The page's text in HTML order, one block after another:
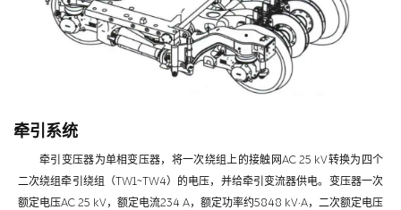
牵引系统
牵引变压器为单相变压器，将一次绕组上的接触网AC 25 kV转换为四个
二次绕组牵引绕组（TW1~TW4）的电压，并给牵引变流器供电。变压器一次
额定电压AC 25 kV，额定电流234 A，额定功率约5848 kV·A，二次额定电压